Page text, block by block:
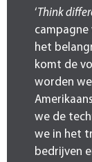
‘Think
campagne
het
komt de
worden
we de
we in het
bedrijven